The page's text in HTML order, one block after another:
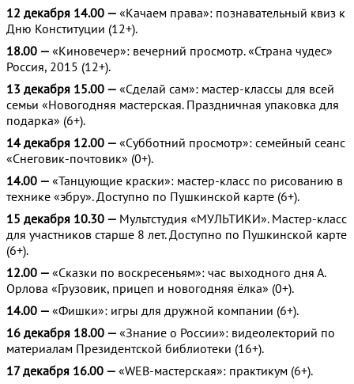
12 декабря 14.00 — «Качаем права»: познавательный квиз к
Дню Конституции (12+).
18.00 — «Киновечер»: вечерний просмотр. «Страна чудес»
Россия, 2015 (12+).
13 декабря 15.00 — «Сделай сам»: мастер-классы для всей
семьи «Новогодняя мастерская. Праздничная упаковка для
подарка» (6+).
14 декабря 12.00 — «Субботний просмотр»: семейный сеанс
«Снеговик-почтовик» (0+).
14.00 — «Танцующие краски»: мастер-класс по рисованию в
технике «эбру». Доступно по Пушкинской карте (6+).
15 декабря 10.30 — Мультстудия «МУЛЬТИКИ». Мастер-класс
для участников старше 8 лет. Доступно по Пушкинской карте
(6+).
12.00 — «Сказки по воскресеньям»: час выходного дня А.
Орлова «Грузовик, прицеп и новогодняя ёлка» (0+).
14.00 — «Фишки»: игры для дружной компании (6+).
16 декабря 18.00 — «Знание о России»: видеолекторий по
материалам Президентской библиотеки (16+).
17 декабря 16.00 — «WEB-мастерская»: практикум (6+).